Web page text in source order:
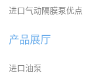
进口气动隔膜泵优点
产品展厅
进口油泵